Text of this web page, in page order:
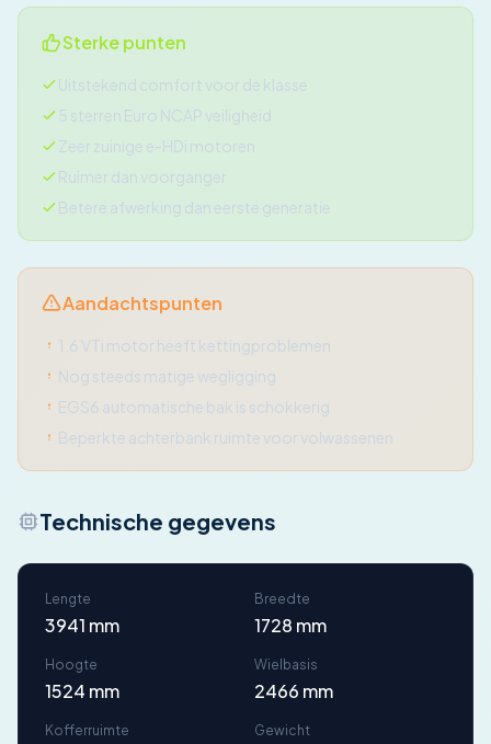
Sterke punten
Uitstekend comfort voor de klasse
5 sterren Euro NCAP veiligheid
Zeer zuinige e-HDi motoren
Ruimer dan voorganger
Betere afwerking dan eerste generatie
Aandachtspunten
1.6 VTi motor heeft kettingproblemen
Nog steeds matige wegligging
EGS6 automatische bak is schokkerig
Beperkte achterbank ruimte voor volwassenen
Technische gegevens
Lengte
3941 mm
Breedte
1728 mm
Hoogte
1524 mm
Wielbasis
2466 mm
Kofferruimte Gewicht